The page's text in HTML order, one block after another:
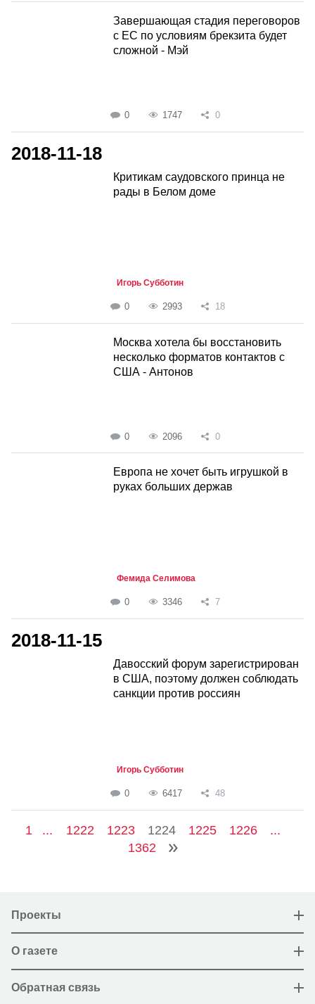
Завершающая стадия переговоров
с ЕС по условиям брекзита будет
сложной - Мэй
0 1747 0
2018-11-18
Критикам саудовского принца не
рады в Белом доме
Игорь Субботин
0 2993 18
Москва хотела бы восстановить
несколько форматов контактов с
США - Антонов
0 2096 0
Европа не хочет быть игрушкой в
руках больших держав
Фемида Селимова
0 3346 7
2018-11-15
Давосский форум зарегистрирован
в США, поэтому должен соблюдать
санкции против россиян
Игорь Субботин
0 6417 48
1 ... 1222 1223 1224 1225 1226
...
1362
Проекты
О газете
Обратная связь